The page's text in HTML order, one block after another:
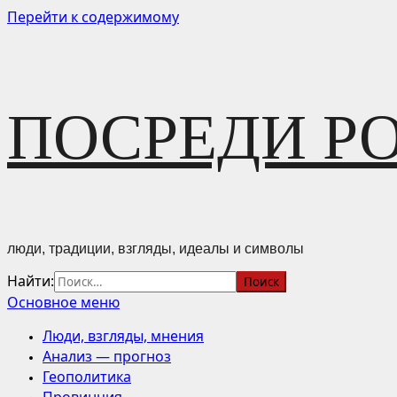
Перейти к содержимому
ПОСРЕДИ
люди, традиции, взгляды, идеалы и символы
Найти:
Основное меню
Люди, взгляды, мнения
Анализ — прогноз
Геополитика